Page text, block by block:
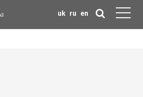
uk ru en